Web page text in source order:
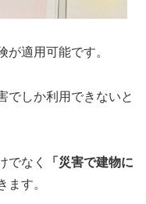
適用可能です。
でしか利用できないと
でなく
「災害で建物に
ます。